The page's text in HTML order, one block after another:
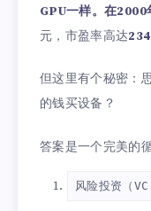
GPU一样。在
元，市盈率高达
但这里有个秘密：
的钱买设备？
答案是一个完美的
风险投资（VC